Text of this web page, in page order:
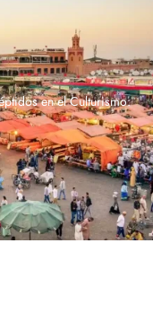
en el Culturismo: